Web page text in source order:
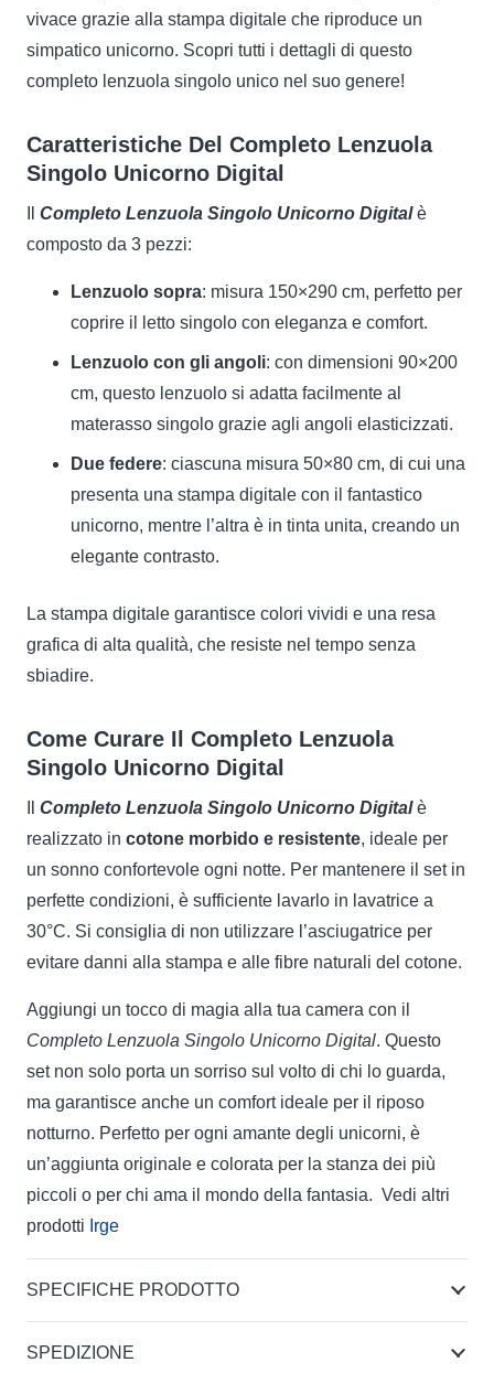
vivace grazie alla stampa digitale che riproduce un
simpatico unicorno. Scopri tutti i dettagli di questo
completo lenzuola singolo unico nel suo genere!
Caratteristiche Del Completo Lenzuola
Singolo Unicorno Digital
Completo Lenzuola Singolo Unicorno Digitalè
composto da 3 pezzi:
Lenzuolo sopra: misura 150×290 cm, perfetto per
coprire il letto singolo con eleganza e comfort.
Lenzuolo con gli angoli: con dimensioni 90×200
cm, questo lenzuolo si adatta facilmente al
materasso singolo grazie agli angoli elasticizzati.
Due federe: ciascuna misura 50×80 cm, di cui una
presenta una stampa digitale con il fantastico
unicorno, mentre l’altra è in tinta unita, creando un
elegante contrasto.
La stampa digitale garantisce colori vividi e una resa
grafica di alta qualità, che resiste nel tempo senza
sbiadire.
Come Curare Il Completo Lenzuola
Singolo Unicorno Digital
Completo Lenzuola Singolo Unicorno Digitalè
realizzato in cotone morbido e resistente, ideale per
un sonno confortevole ogni notte. Per mantenere il set in
perfette condizioni, è sufficiente lavarlo in lavatrice a
30°C. Si consiglia di non utilizzare l’asciugatrice per
evitare danni alla stampa e alle fibre naturali del cotone.
Aggiungi un tocco di magia alla tua camera con il
Completo Lenzuola Singolo Unicorno Digital. Questo
set non solo porta un sorriso sul volto di chi lo guarda,
ma garantisce anche un comfort ideale per il riposo
notturno. Perfetto per ogni amante degli unicorni, è
un’aggiunta originale e colorata per la stanza dei più
piccoli o per chi ama il mondo della fantasia. Vedi altri
prodotti Irge
SPECIFICHE PRODOTTO
SPEDIZIONE